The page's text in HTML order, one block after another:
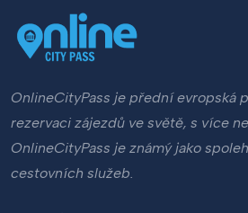
OnlineCityPass je přední evropská
rezervaci zájezdů ve světě, s více
OnlineCityPass je známý jako
cestovních služeb.